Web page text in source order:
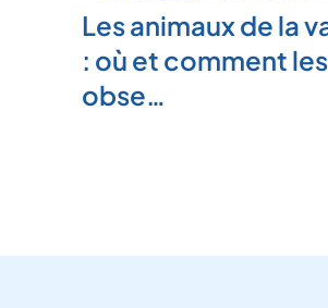
Les animaux de la
: où et comment les
obse…